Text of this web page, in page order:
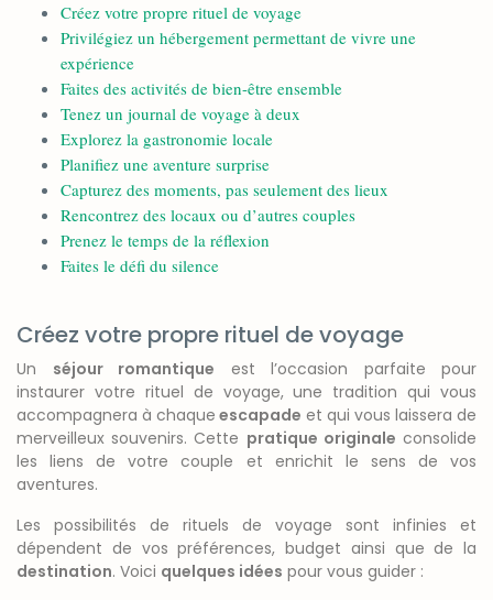
Créez votre propre rituel de voyage
Privilégiez un hébergement permettant de vivre une
expérience
Faites des activités de bien-être ensemble
Tenez un journal de voyage à deux
Explorez la gastronomie locale
Planifiez une aventure surprise
Capturez des moments, pas seulement des lieux
Rencontrez des locaux ou d’autres couples
Prenez le temps de la réflexion
Faites le défi du silence
Créez votre propre rituel de voyage
Un séjour romantique est l’occasion parfaite pour
instaurer votre rituel de voyage, une tradition qui vous
accompagnera à chaque escapade et qui vous laissera de
merveilleux souvenirs. Cette pratique originale consolide
les liens de votre couple et enrichit le sens de vos
aventures.
Les possibilités de rituels de voyage sont infinies et
dépendent de vos préférences, budget ainsi que de la
destination. Voici quelques idées pour vous guider :